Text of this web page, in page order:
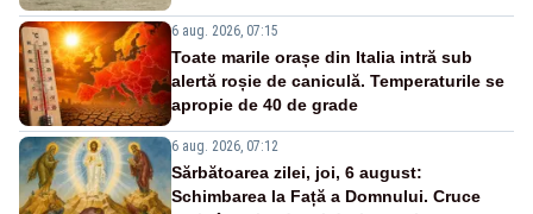
6 aug. 2026, 07:15
Toate marile orașe din Italia intră sub
alertă roșie de caniculă. Temperaturile se
apropie de 40 de grade
6 aug. 2026, 07:12
Sărbătoarea zilei, joi, 6 august:
Schimbarea la Față a Domnului. Cruce